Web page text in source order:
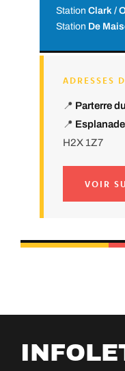
Station Clark /
Station De
ADRESSES
📍 Parterre
📍
H2X 1Z7
VOIR